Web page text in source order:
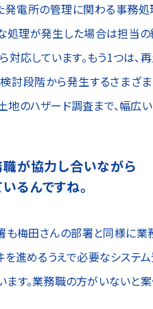
発電所の管理に関わる事務処
処理が発生した場合は担当
対応しています。もう1つは、
討段階から発生するさまざ
地のハザード調査まで、幅広
が協力し合いながら
るんですね。
も梅田さんの部署と同様に業
を進めるうえで必要なシステ
ます。業務職の方がいないと